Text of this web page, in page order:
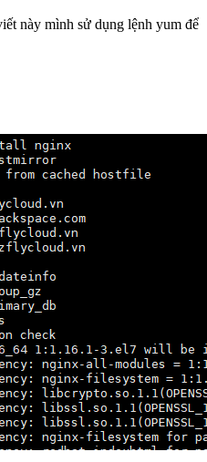
này mình sử dụng lệnh yum để